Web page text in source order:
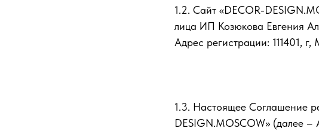
1.2. Сайт «DECOR-
лица ИП Козюкова Евгения
Адрес регистрации: 111401,
1.3. Настоящее Соглашение
DESIGN.MOSCOW» (далее –